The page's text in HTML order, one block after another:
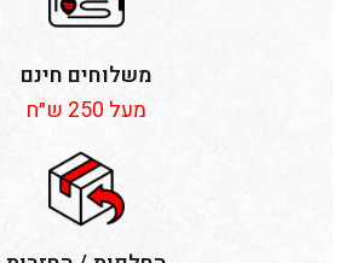
משלוחים חינם
מעל 250 ש״ח